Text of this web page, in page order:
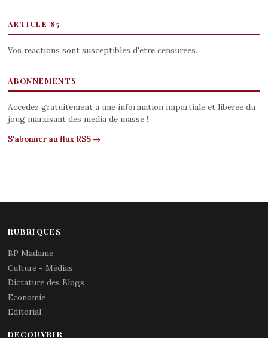
ARTICLE 85
Vos reactions sont susceptibles d'etre censurees.
ABONNEMENTS
Accedez gratuitement a une information impartiale et liberee du
joug marxisant des media de masse !
S'abonner au flux RSS →
RUBRIQUES
BP Madame
Culture - Médias
Dictature des Blogs
Economie
Editorial
DECOUVRIR